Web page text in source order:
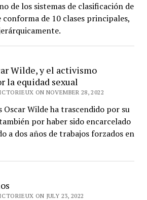
de los sistemas de clasificación de
conforma de 10 clases principales,
Wilde, y el activismo
la equidad sexual
ON NOVEMBER 28, 2022
Wilde ha trascendido por su
por haber sido encarcelado
a dos años de trabajos forzados en
ON JULY 23, 2022